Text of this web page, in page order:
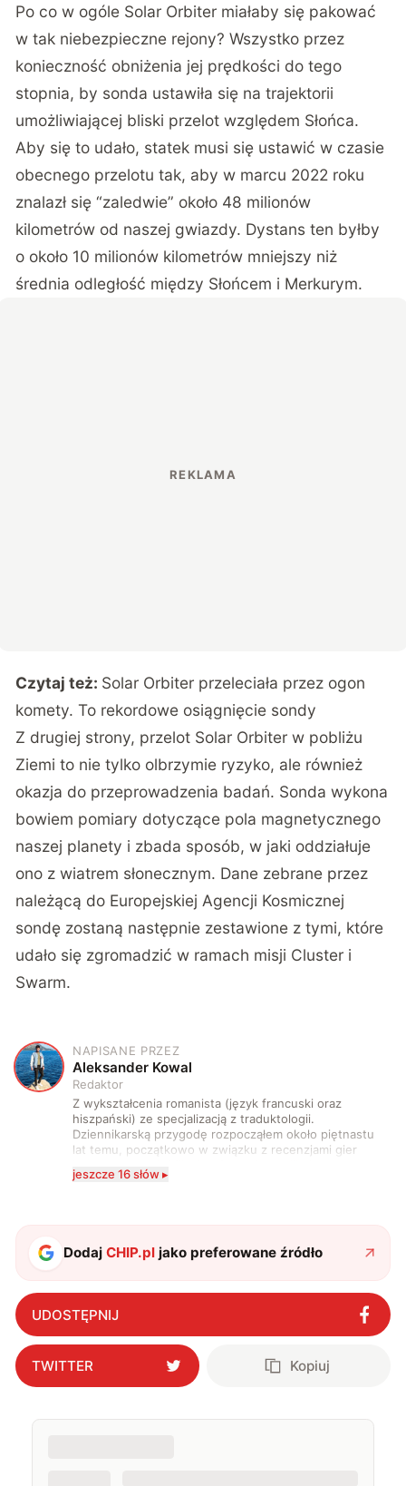
Po co w ogóle Solar Orbiter miałaby się pakować
w tak niebezpieczne rejony? Wszystko przez
konieczność obniżenia jej prędkości do tego
stopnia, by sonda ustawiła się na trajektorii
umożliwiającej bliski przelot względem Słońca.
Aby się to udało, statek musi się ustawić w czasie
obecnego przelotu tak, aby w marcu 2022 roku
znalazł się “zaledwie” około 48 milionów
kilometrów od naszej gwiazdy. Dystans ten byłby
o około 10 milionów kilometrów mniejszy niż
średnia odległość między Słońcem i Merkurym.
Czytaj też: Solar Orbiter przeleciała przez ogon
komety. To rekordowe osiągnięcie sondy
Z drugiej strony, przelot Solar Orbiter w pobliżu
Ziemi to nie tylko olbrzymie ryzyko, ale również
okazja do przeprowadzenia badań. Sonda wykona
bowiem pomiary dotyczące pola magnetycznego
naszej planety i zbada sposób, w jaki oddziałuje
ono z wiatrem słonecznym. Dane zebrane przez
należącą do Europejskiej Agencji Kosmicznej
sondę zostaną następnie zestawione z tymi, które
udało się zgromadzić w ramach misji Cluster i
Swarm.
A
NAPISANE PRZEZ
Aleksander Kowal
Redaktor
Z wykształcenia romanista (język francuski oraz
hiszpański) ze specjalizacją z traduktologii.
Dziennikarską przygodę rozpocząłem około piętnastu
lat temu, początkowo w związku z recenzjami gier
komputerowych i filmów. Obecnie publikuję
zdecydowanie częściej na tematy związane z nauką
także uprawiać oraz oglądać sport.
jeszcze 16 słów ▸
DodajCHIP.pl jako preferowane źródło
UDOSTĘPNIJ
TWITTER Kopiuj